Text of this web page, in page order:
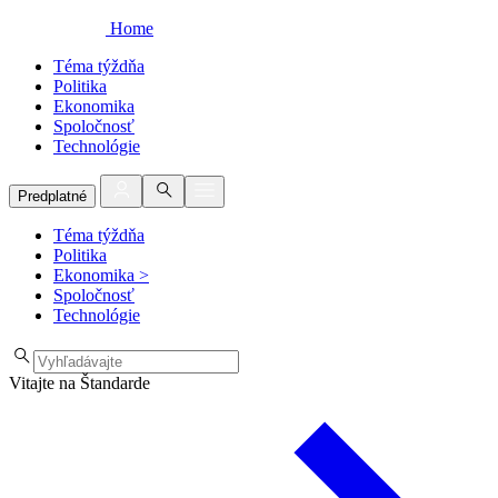
Home
Téma týždňa
Politika
Ekonomika
Spoločnosť
Technológie
Predplatné
Téma týždňa
Politika
Ekonomika >
Spoločnosť
Technológie
Vitajte na Štandarde